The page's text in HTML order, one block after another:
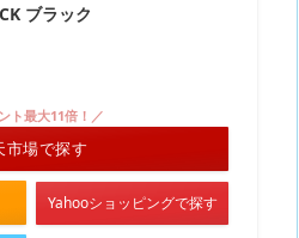
ブラック
ト最大11倍！／
市場で探す
Yahooショッピングで探す